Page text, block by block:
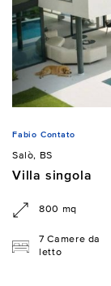
Fabio Contato
Salò, BS
Villa singola
800 mq
7 Camere da
letto